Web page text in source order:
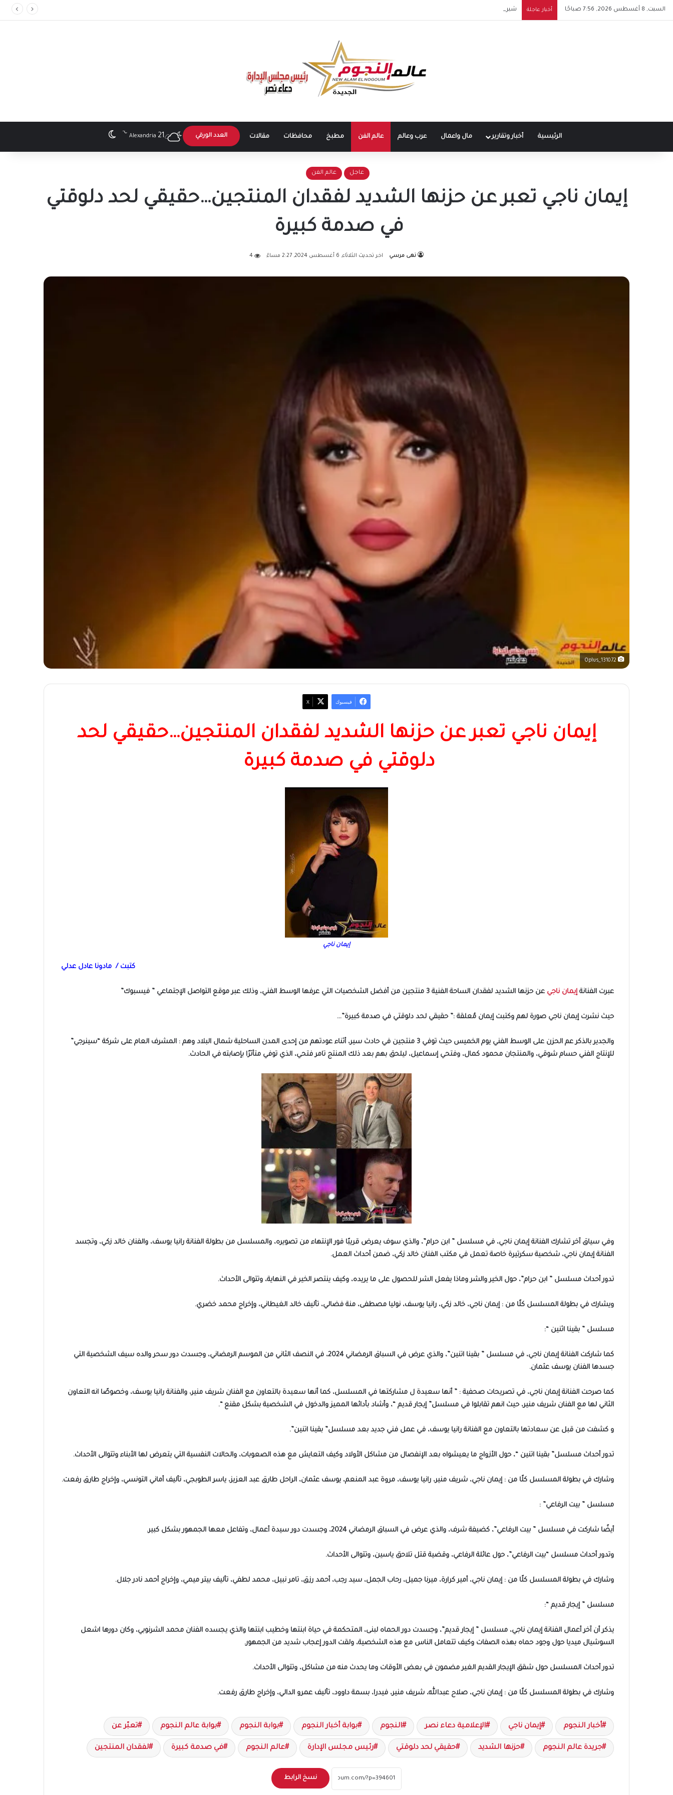
السبت, 8 أغسطس 2026, 7:56 صباحًا أخبار عاجلة شيرين تشعل حماس جمهورها في الساحل الشمالي.. وهتافات “صوت مصر” تقابلها برد مؤثر: “كلنا صوت مصر”
الرئيسية أخبار وتقارير مال واعمال عرب وعالم عالم الفن مطبخ محافظات مقالات العدد الورقي Alexandria 21
℃ الوضع المظلم
عاجل عالم الفن
إيمان ناجي تعبر عن حزنها الشديد لفقدان المنتجين…حقيقي لحد دلوقتي
في صدمة كبيرة
نهى مرسي اخر تحديث الثلاثاء, 6 أغسطس 2024, 2:27 مساءً 4
فيسبوك ‫X
إيمان ناجي تعبر عن حزنها الشديد لفقدان المنتجين…حقيقي لحد
دلوقتي في صدمة كبيرة
إيمان ناجي
كتبت / مادونا عادل عدلي
عبرت الفنانة إيمان ناجي عن حزنها الشديد لفقدان الساحة الفنية 3 منتجين من أفضل الشخصيات التي عرفها الوسط الفني، وذلك عبر موقع التواصل الإجتماعي ” فيسبوك”
حيث نشرت إيمان ناجي صورة لهم وكتبت إيمان مُعلقة :” حقيقي لحد دلوقتي في صدمة كبيرة”…
والجدير بالذكر عم الحزن على الوسط الفني يوم الخميس حيث توفي 3 منتجين في حادث سير، أثناء عودتهم من إحدى المدن الساحلية شمال البلاد وهم : المشرف العام على شركة “سينرجي”
للإنتاج الفني حسام شوقي، والمنتجان محمود كمال، وفتحي إسماعيل، ليلحق بهم بعد ذلك المنتج تامر فتحي، الذي توفي متأثرًا بإصابته في الحادث.
وفي سياق آخر تشارك الفنانة إيمان ناجي، في مسلسل ” ابن حرام”، والذي سوف يعرض قريبًا فور الإنتهاء من تصويره، والمسلسل من بطولة الفنانة رانيا يوسف، والفنان خالد زكي، وتجسد
الفنانة إيمان ناجي، شخصية سكرتيرة خاصة تعمل في مكتب الفنان خالد زكي، ضمن أحداث العمل.
تدور أحداث مسلسل ” ابن حرام”، حول الخير والشر وماذا يفعل الشر للحصول على ما يريده، وكيف ينتصر الخير في النهاية، وتتوالى الأحداث.
ويشارك في بطولة المسلسل كلًا من : إيمان ناجي، خالد زكي، رانيا يوسف، نوليا مصطفى، منة فضالي، تأليف خالد الغيطاني، وإخراج محمد خضري.
مسلسل ” بقينا اثنين “:
كما شاركت الفنانة إيمان ناجي، في مسلسل ” بقينا اتنين”، والذي عرض في السباق الرمضاني 2024، في النصف الثاني من الموسم الرمضاني، وجسدت دور سحر والده سيف الشخصية التي
جسدها الفنان يوسف عثمان.
كما صرحت الفنانة إيمان ناجي، في تصريحات صحفية : ” أنها سعيدة ل مشاركتها في المسلسل، كما أنها سعيدة بالتعاون مع الفنان شريف منير، والفنانة رانيا يوسف، وخصوصًا انه التعاون
الثاني لها مع الفنان شريف منير، حيث انهم تقابلوا في مسلسل” إيجار قديم “، وأشاد بأدائها المميز والدخول في الشخصية بشكل مقنع “.
و كشفت من قبل عن سعادتها بالتعاون مع الفنانة رانيا يوسف، في عمل فني جديد بعد مسلسل” بقينا اتنين”.
تدور أحداث مسلسل” بقينا اتنين “، حول الأزواج ما يعيشواه بعد الإنفصال من مشاكل الأولاد وكيف التعايش مع هذه الصعوبات، والحالات النفسية التي يتعرض لها الأبناء وتتوالى الأحداث.
وشارك في بطولة المسلسل كلًا من : إيمان ناجي، شريف منير، رانيا يوسف، مروة عبد المنعم، يوسف عثمان، الراحل طارق عبد العزيز، ياسر الطوبجي، تأليف أماني التونسي، وإخراج طارق رفعت.
مسلسل ” بيت الرفاعي” :
أيضًا شاركت في مسلسل ” بيت الرفاعي”، كضيفة شرف، والذي عرض في السباق الرمضاني 2024، وجسدت دور سيدة أعمال، وتفاعل معها الجمهور بشكل كبير.
وتدور أحداث مسلسل “بيت الرفاعي”، حول عائلة الرفاعي، وقضية قتل تلاحق ياسين، وتتوالى الأحداث.
وشارك في بطولة المسلسل كلًا من : إيمان ناجي، أمير كرارة، ميرنا جميل، رحاب الجمل، سيد رجب، أحمد رزق، تامر نبيل، محمد لطفي، تأليف بيتر ميمي، وإخراج أحمد نادر جلال.
مسلسل ” إيجار قديم “:
يذكر أن آخر أعمال الفنانة إيمان ناجي، مسلسل ” إيجار قديم”، وجسدت دور الحماه لبنى، المتحكمة في حياة ابنتها وخطيب ابنتها والذي يجسده الفنان محمد الشرنوبي، وكان دورها اشعل
السوشيال ميديا حول وجود حماه بهذه الصفات وكيف تتعامل الناس مع هذه الشخصية، ولقت الدور إعجاب شديد من الجمهور.
تدور أحداث المسلسل حول شقق الإيجار القديم الغير مضمون في بعض الأوقات وما يحدث منه من مشاكل، وتتوالى الأحداث.
وشارك في بطولة المسلسل كلًا من : إيمان ناجي، صلاح عبدالله، شريف منير، فيدرا، بسمة داوود، تأليف عمرو الدالي، وإخراج طارق رفعت.
أخبار النجوم إيمان ناجي الإعلامية دعاء نصر النجوم بوابة أخبار النجوم بوابة النجوم بوابة عالم النجوم تعبّر عن
جريدة عالم النجوم حزنها الشديد حقيقي لحد دلوقتي رئيس مجلس الإدارة عالم النجوم في صدمة كبيرة لفقدان المنتجين
نسخ الرابط